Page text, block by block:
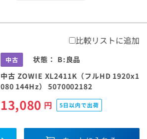
比較リストに追加
中古 状態： B:良品
中古 ZOWIE XL2411K（フルHD 1920x1
080 144Hz） 5070002182
13,080 円 5日以内で出荷